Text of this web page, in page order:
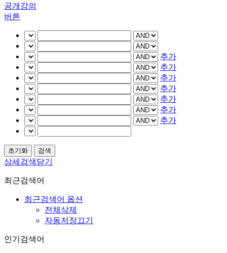
공개강의
버튼
추가
추가
추가
추가
추가
추가
추가
상세검색닫기
최근검색어
최근검색어 옵션
전체삭제
자동저장끄기
인기검색어